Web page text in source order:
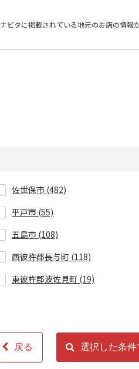
ナビタに掲載されている地元のお店の情報
佐世保市 (482)
平戸市 (55)
五島市 (108)
西彼杵郡長与町 (118)
東彼杵郡波佐見町 (19)
戻る 選択した条件